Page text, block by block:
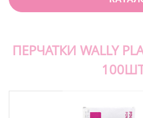
ПЕРЧАТКИ WALLY